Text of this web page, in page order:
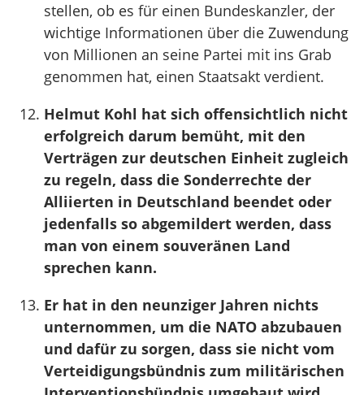
stellen, ob es für einen Bundeskanzler, der
wichtige Informationen über die Zuwendung
von Millionen an seine Partei mit ins Grab
genommen hat, einen Staatsakt verdient.
Helmut Kohl hat sich offensichtlich nicht
erfolgreich darum bemüht, mit den
Verträgen zur deutschen Einheit zugleich
zu regeln, dass die Sonderrechte der
Alliierten in Deutschland beendet oder
jedenfalls so abgemildert werden, dass
man von einem souveränen Land
sprechen kann.
Er hat in den neunziger Jahren nichts
unternommen, um die NATO abzubauen
und dafür zu sorgen, dass sie nicht vom
Verteidigungsbündnis zum militärischen